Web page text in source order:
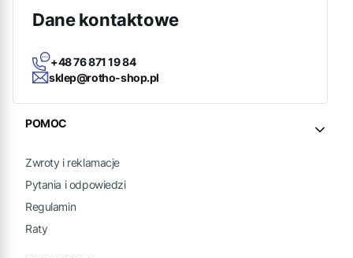
Dane kontaktowe
+48 76 871 19 84
sklep@rotho-shop.pl
Linki w stopce
POMOC
Zwroty i reklamacje
Pytania i odpowiedzi
Regulamin
Raty